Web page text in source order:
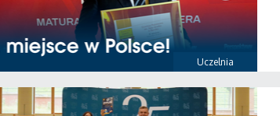
Uczelnia